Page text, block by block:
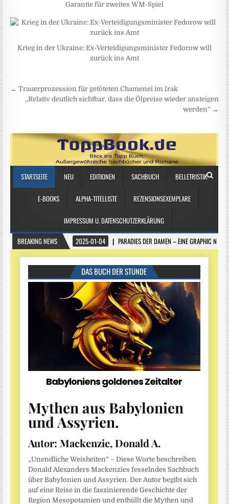
Garantie für zweites WM-Spiel
Krieg in der Ukraine: Ex-Verteidigungsminister Fedorow will
zurück ins Amt
Beitragsnavigation
← Trauerprozession für getöteten Chamenei im Irak
„Relativ deutlich sichtbar, dass die Ölpreise wieder ansteigen
werden“ →